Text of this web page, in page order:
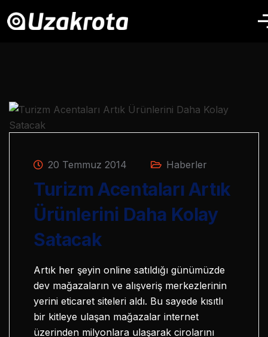
20 Temmuz 2014 Haberler
Turizm Acentaları Artık
Ürünlerini Daha Kolay
Satacak
Artık her şeyin online satıldığı günümüzde
dev mağazaların ve alışveriş merkezlerinin
yerini eticaret siteleri aldı. Bu sayede kısıtlı
bir kitleye ulaşan mağazalar internet
üzerinden milyonlara ulaşarak cirolarını